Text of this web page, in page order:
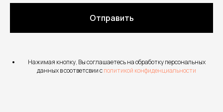
Отправить
Нажимая кнопку, Вы соглашаетесь на обработку персональных
данных в соответсвии сполитикой конфиденциальности